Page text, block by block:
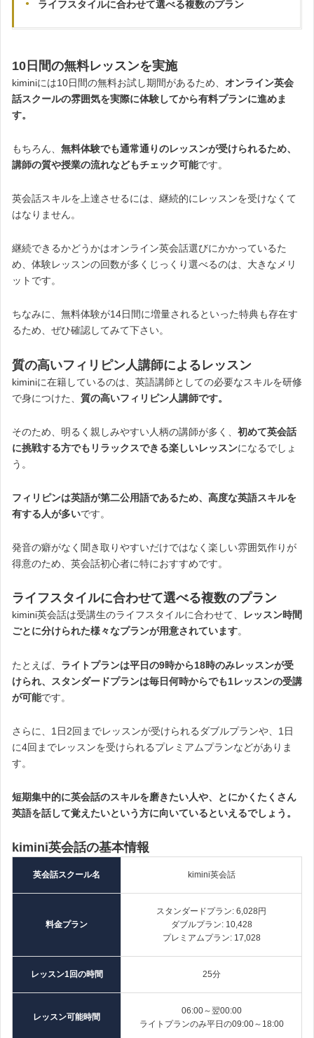
ライフスタイルに合わせて選べる複数のプラン
10日間の無料レッスンを実施
kiminiには10日間の無料お試し期間があるため、 オンライン英会
話スクールの雰囲気を実際に体験してから有料プランに進めま
す。
もちろん、 無料体験でも通常通りのレッスンが受けられるため、
講師の質や授業の流れなどもチェック可能です。
英会話スキルを上達させるには、継続的にレッスンを受けなくて
はなりません。
継続できるかどうかはオンライン英会話選びにかかっているた
め、体験レッスンの回数が多くじっくり選べるのは、大きなメリ
ットです。
ちなみに、無料体験が14日間に増量されるといった特典も存在す
るため、ぜひ確認してみて下さい。
質の高いフィリピン人講師によるレッスン
kiminiに在籍しているのは、英語講師としての必要なスキルを研修
で身につけた、 質の高いフィリピン人講師です。
そのため、明るく親しみやすい人柄の講師が多く、 初めて英会話
に挑戦する方でもリラックスできる楽しいレッスンになるでしょ
う。
フィリピンは英語が第二公用語であるため、高度な英語スキルを
有する人が多いです。
発音の癖がなく聞き取りやすいだけではなく楽しい雰囲気作りが
得意のため、英会話初心者に特におすすめです。
ライフスタイルに合わせて選べる複数のプラン
kimini英会話は受講生のライフスタイルに合わせて、
レッスン時間
ごとに分けられた様々なプランが用意されています。
たとえば、 ライトプランは平日の9時から18時のみレッスンが受
けられ、スタンダードプランは毎日何時からでも1レッスンの受講
が可能です。
さらに、1日2回までレッスンが受けられるダブルプランや、1日
に4回までレッスンを受けられるプレミアムプランなどがありま
す。
短期集中的に英会話のスキルを磨きたい人や、とにかくたくさん
英語を話して覚えたいという方に向いているといえるでしょう。
kimini英会話の基本情報
英会話スクール名 kimini英会話
料金プラン
スタンダードプラン: 6,028円
ダブルプラン: 10,428
プレミアムプラン: 17,028
レッスン1回の時間 25分
レッスン可能時間
06:00～翌00:00
ライトプランのみ平日の09:00～18:00